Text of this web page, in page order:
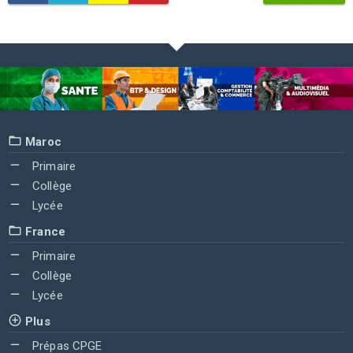
Maroc
Primaire
Collège
Lycée
France
Primaire
Collège
Lycée
Plus
Prépas CPGE